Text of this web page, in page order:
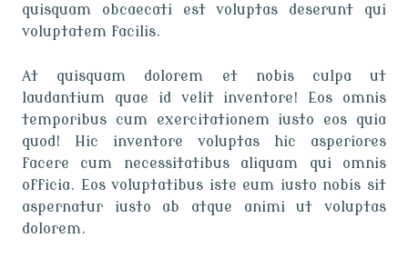
quisquam obcaecati est voluptas deserunt qui
voluptatem facilis.
At quisquam dolorem et nobis culpa ut
laudantium quae id velit inventore! Eos omnis
temporibus cum exercitationem iusto eos quia
quod! Hic inventore voluptas hic asperiores
facere cum necessitatibus aliquam qui omnis
officia. Eos voluptatibus iste eum iusto nobis sit
aspernatur iusto ab atque animi ut voluptas
dolorem.